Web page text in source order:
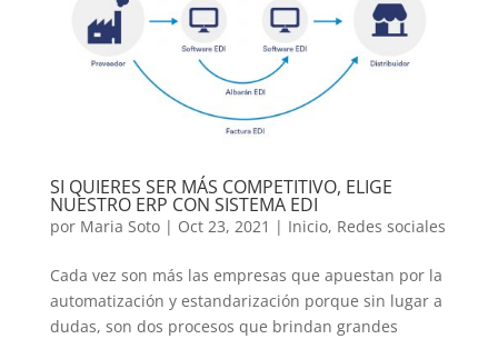
SI QUIERES SER MÁS COMPETITIVO, ELIGE
NUESTRO ERP CON SISTEMA EDI
por Maria Soto| Oct 23, 2021 | Inicio, Redes sociales
Cada vez son más las empresas que apuestan por la
automatización y estandarización porque sin lugar a
dudas, son dos procesos que brindan grandes